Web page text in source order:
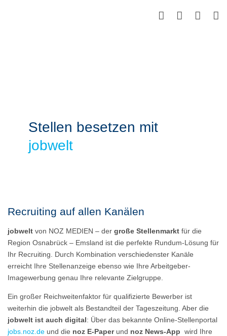
Stellen besetzen mit
jobwelt
Recruiting auf allen Kanälen
jobwelt von NOZ MEDIEN – der große Stellenmarkt für die
Region Osnabrück – Emsland ist die perfekte Rundum-Lösung für
Ihr Recruiting. Durch Kombination verschiedenster Kanäle
erreicht Ihre Stellenanzeige ebenso wie Ihre Arbeitgeber-
Imagewerbung genau Ihre relevante Zielgruppe.
Ein großer Reichweitenfaktor für qualifizierte Bewerber ist
weiterhin die jobwelt als Bestandteil der Tageszeitung. Aber die
jobwelt ist auch digital: Über das bekannte Online-Stellenportal
jobs.noz.de und die noz E-Paperund noz News-App wird Ihre